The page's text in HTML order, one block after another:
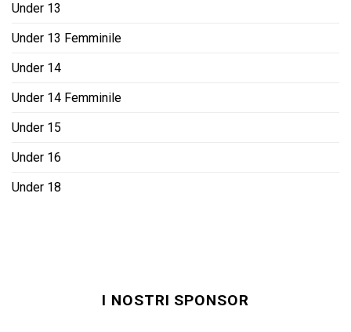
Under 13
Under 13 Femminile
Under 14
Under 14 Femminile
Under 15
Under 16
Under 18
I NOSTRI SPONSOR